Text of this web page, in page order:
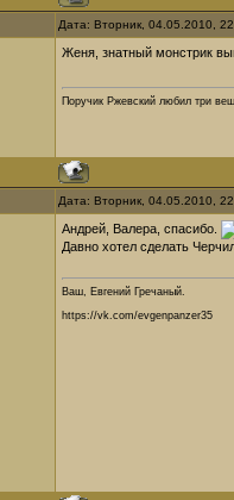
Дата: Вторник, 04.05.2010,
Женя, знатный монстрик
Поручик Ржевский любил три
Дата: Вторник, 04.05.2010,
Андрей, Валера, спасибо.
Давно хотел сделать
Ваш, Евгений Гречаный.
https://vk.com/evgenpanzer35